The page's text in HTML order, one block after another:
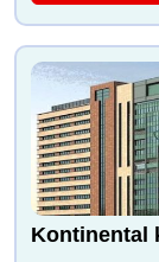
Kontinental